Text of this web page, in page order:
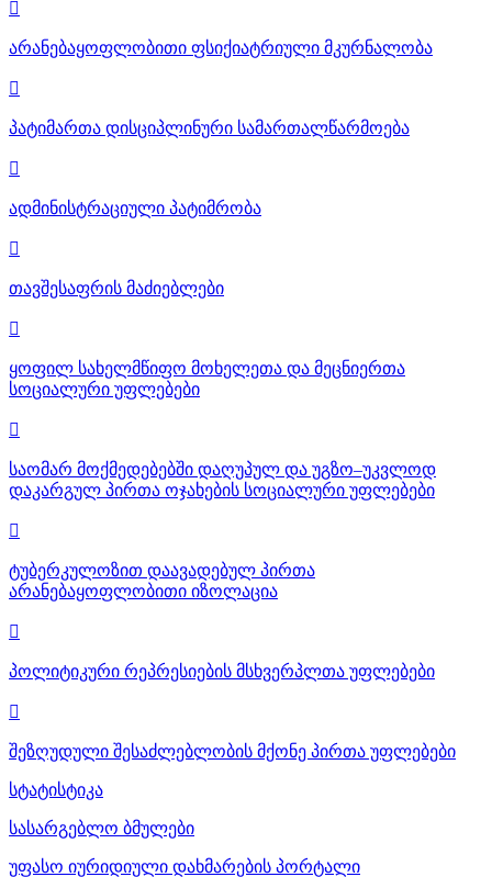

არანებაყოფლობითი ფსიქიატრიული მკურნალობა

პატიმართა დისციპლინური სამართალწარმოება

ადმინისტრაციული პატიმრობა

თავშესაფრის მაძიებლები

ყოფილ სახელმწიფო მოხელეთა და მეცნიერთა
სოციალური უფლებები

საომარ მოქმედებებში დაღუპულ და უგზო–უკვლოდ
დაკარგულ პირთა ოჯახების სოციალური უფლებები

ტუბერკულოზით დაავადებულ პირთა
არანებაყოფლობითი იზოლაცია

პოლიტიკური რეპრესიების მსხვერპლთა უფლებები

შეზღუდული შესაძლებლობის მქონე პირთა უფლებები
სტატისტიკა
სასარგებლო ბმულები
უფასო იურიდიული დახმარების პორტალი